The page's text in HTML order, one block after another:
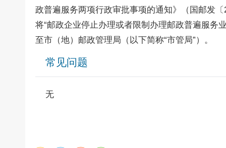
政普遍服务两项行政审批事项的通知》（国邮发
将“邮政企业停止办理或者限制办理邮政普遍服务
至市（地）邮政管理局（以下简称“市管局”）。
常见问题
无